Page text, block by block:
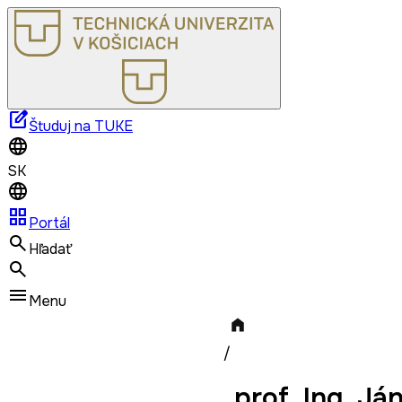
edit_squareŠtuduj na TUKE
SK
grid_viewPortál
Hľadať
Menu
/